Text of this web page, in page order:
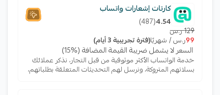
كارتات إشعارات واتساب
4.54
(
487
)
129 ر.س
99ر.س / شهريًا(فترة تجريبية 3 أيام)
السعر لا يشمل ضريبة القيمة المضافة (%15)
خدمة الواتساب الأكثر موثوقية من قبل التجار، نذكر عملائك
بسلاتهم المتروكة، ونرسل لهم التحديثات المتعلقة بطلباتهم،